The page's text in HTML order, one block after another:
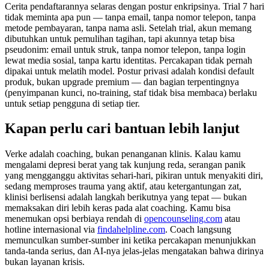
Cerita pendaftarannya selaras dengan postur enkripsinya. Trial 7 hari
tidak meminta apa pun — tanpa email, tanpa nomor telepon, tanpa
metode pembayaran, tanpa nama asli. Setelah trial, akun memang
dibutuhkan untuk pemulihan tagihan, tapi akunnya tetap bisa
pseudonim: email untuk struk, tanpa nomor telepon, tanpa login
lewat media sosial, tanpa kartu identitas. Percakapan tidak pernah
dipakai untuk melatih model. Postur privasi adalah kondisi default
produk, bukan upgrade premium — dan bagian terpentingnya
(penyimpanan kunci, no-training, staf tidak bisa membaca) berlaku
untuk setiap pengguna di setiap tier.
Kapan perlu cari bantuan lebih lanjut
Verke adalah coaching, bukan penanganan klinis. Kalau kamu
mengalami depresi berat yang tak kunjung reda, serangan panik
yang mengganggu aktivitas sehari-hari, pikiran untuk menyakiti diri,
sedang memproses trauma yang aktif, atau ketergantungan zat,
klinisi berlisensi adalah langkah berikutnya yang tepat — bukan
memaksakan diri lebih keras pada alat coaching. Kamu bisa
menemukan opsi berbiaya rendah di opencounseling.com atau
hotline internasional via findahelpline.com. Coach langsung
memunculkan sumber-sumber ini ketika percakapan menunjukkan
tanda-tanda serius, dan AI-nya jelas-jelas mengatakan bahwa dirinya
bukan layanan krisis.